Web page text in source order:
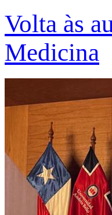
Volta às
Medicina